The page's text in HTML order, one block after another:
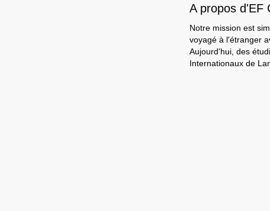
A propos d'EF
Notre mission est
voyagé à l'étranger
Aujourd'hui, des
Internationaux de